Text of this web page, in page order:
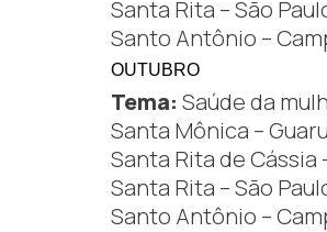
Santa Rita – São
Santo Antônio –
OUTUBRO
Tema: Saúde da
Santa Mônica –
Santa Rita de Cássia
Santa Rita – São
Santo Antônio –